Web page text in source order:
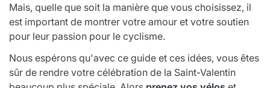
Mais, quelle que soit la manière que vous choisissez, il
est important de montrer votre amour et votre soutien
pour leur passion pour le cyclisme.
Nous espérons qu'avec ce guide et ces idées, vous êtes
sûr de rendre votre célébration de la Saint-Valentin